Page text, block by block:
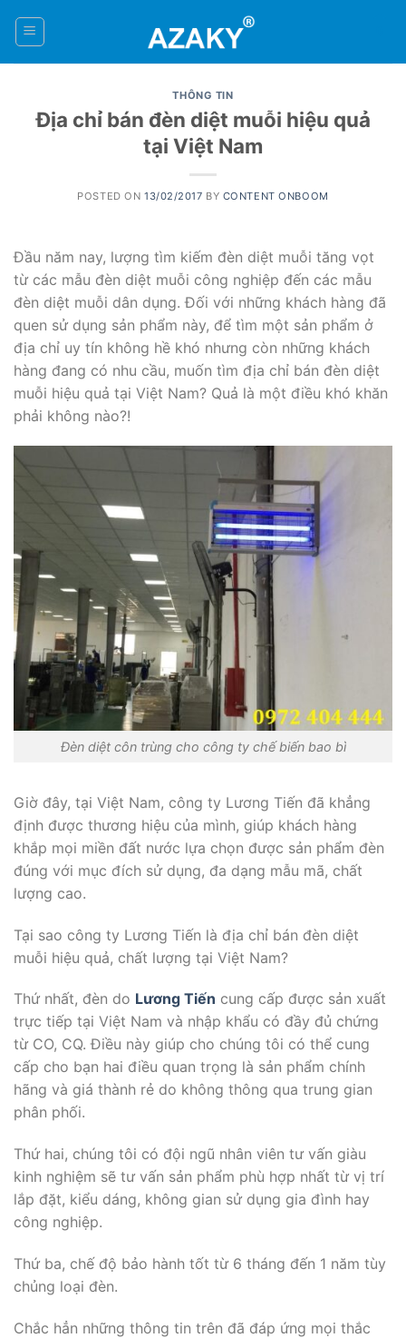
THÔNG TIN
Địa chỉ bán đèn diệt muỗi hiệu quả
tại Việt Nam
POSTED ON 13/02/2017 BY CONTENT ONBOOM
Đầu năm nay, lượng tìm kiếm đèn diệt muỗi tăng vọt
từ các mẫu đèn diệt muỗi công nghiệp đến các mẫu
đèn diệt muỗi dân dụng. Đối với những khách hàng đã
quen sử dụng sản phẩm này, để tìm một sản phẩm ở
địa chỉ uy tín không hề khó nhưng còn những khách
hàng đang có nhu cầu, muốn tìm địa chỉ bán đèn diệt
muỗi hiệu quả tại Việt Nam? Quả là một điều khó khăn
phải không nào?!
Đèn diệt côn trùng cho công ty chế biến bao bì
Giờ đây, tại Việt Nam, công ty Lương Tiến đã khẳng
định được thương hiệu của mình, giúp khách hàng
khắp mọi miền đất nước lựa chọn được sản phẩm đèn
đúng với mục đích sử dụng, đa dạng mẫu mã, chất
lượng cao.
Tại sao công ty Lương Tiến là địa chỉ bán đèn diệt
muỗi hiệu quả, chất lượng tại Việt Nam?
Thứ nhất, đèn do Lương Tiến cung cấp được sản xuất
trực tiếp tại Việt Nam và nhập khẩu có đầy đủ chứng
từ CO, CQ. Điều này giúp cho chúng tôi có thể cung
cấp cho bạn hai điều quan trọng là sản phẩm chính
hãng và giá thành rẻ do không thông qua trung gian
phân phối.
Thứ hai, chúng tôi có đội ngũ nhân viên tư vấn giàu
kinh nghiệm sẽ tư vấn sản phẩm phù hợp nhất từ vị trí
lắp đặt, kiểu dáng, không gian sử dụng gia đình hay
công nghiệp.
Thứ ba, chế độ bảo hành tốt từ 6 tháng đến 1 năm tùy
chủng loại đèn.
Chắc hẳn những thông tin trên đã đáp ứng mọi thắc